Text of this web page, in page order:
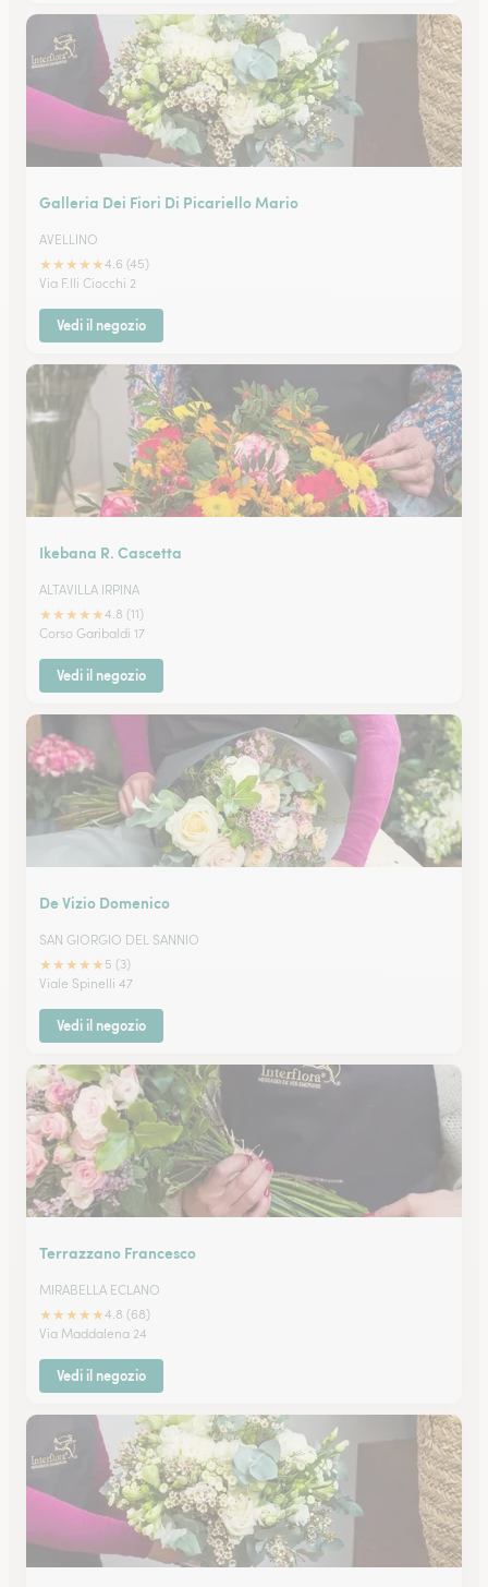
Galleria Dei Fiori Di Picariello Mario
AVELLINO
★★★★★4.6 (45)
Via F.lli Ciocchi 2
Vedi il negozio
Ikebana R. Cascetta
ALTAVILLA IRPINA
★★★★★4.8 (11)
Corso Garibaldi 17
Vedi il negozio
De Vizio Domenico
SAN GIORGIO DEL SANNIO
★★★★★ 5 (3)
Viale Spinelli 47
Vedi il negozio
Terrazzano Francesco
MIRABELLA ECLANO
★★★★★4.8 (68)
Via Maddalena 24
Vedi il negozio